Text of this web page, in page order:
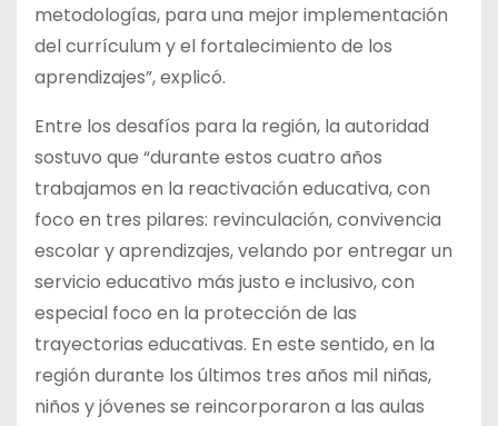
metodologías, para una mejor implementación
del currículum y el fortalecimiento de los
aprendizajes”, explicó.
Entre los desafíos para la región, la autoridad
sostuvo que “durante estos cuatro años
trabajamos en la reactivación educativa, con
foco en tres pilares: revinculación, convivencia
escolar y aprendizajes, velando por entregar un
servicio educativo más justo e inclusivo, con
especial foco en la protección de las
trayectorias educativas. En este sentido, en la
región durante los últimos tres años mil niñas,
niños y jóvenes se reincorporaron a las aulas